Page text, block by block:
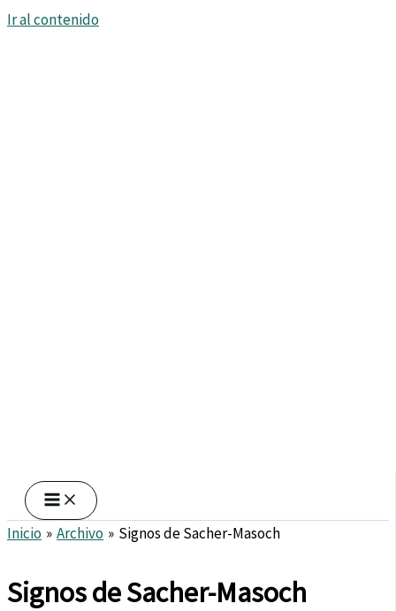
Ir al contenido
Inicio Archivo Signos de Sacher-Masoch
Signos de Sacher-Masoch